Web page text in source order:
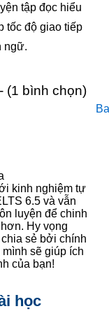
tập đọc hiểu
tốc độ giao tiếp
ngữ.
(1 bình chọn)
kinh nghiệm tự
6.5 và vẫn
luyện để chinh
Hy vọng
sẻ bởi chính
sẽ giúp ích
của bạn!
học